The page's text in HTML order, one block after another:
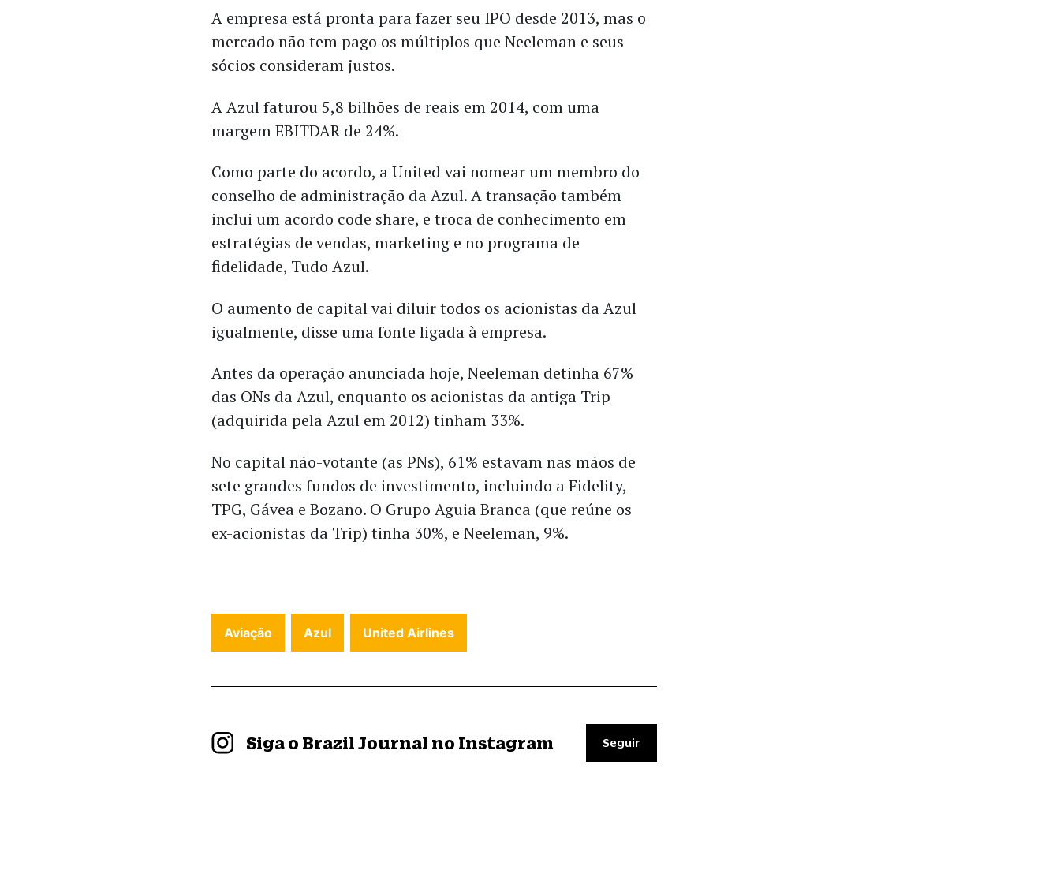
A empresa está pronta para fazer seu IPO desde 2013, mas o
mercado não tem pago os múltiplos que Neeleman e seus
sócios consideram justos.
A Azul faturou 5,8 bilhões de reais em 2014, com uma
margem EBITDAR de 24%.
Como parte do acordo, a United vai nomear um membro do
conselho de administração da Azul. A transação também
inclui um acordo code share, e troca de conhecimento em
estratégias de vendas, marketing e no programa de
fidelidade, Tudo Azul.
O aumento de capital vai diluir todos os acionistas da Azul
igualmente, disse uma fonte ligada à empresa.
Antes da operação anunciada hoje, Neeleman detinha 67%
das ONs da Azul, enquanto os acionistas da antiga Trip
(adquirida pela Azul em 2012) tinham 33%.
No capital não-votante (as PNs), 61% estavam nas mãos de
sete grandes fundos de investimento, incluindo a Fidelity,
TPG, Gávea e Bozano. O Grupo Aguia Branca (que reúne os
ex-acionistas da Trip) tinha 30%, e Neeleman, 9%.
Aviação Azul United Airlines
Siga o Brazil Journal no Instagram Seguir